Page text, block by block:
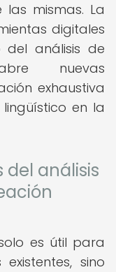
mismas. La
digitales
del análisis de
nuevas
exhaustiva
en la
análisis
es útil para
sino